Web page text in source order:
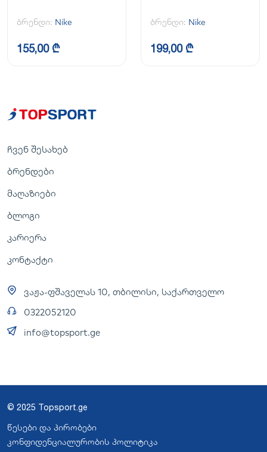
ბრენდი: Nike
155,00 ₾
ბრენდი: Nike
199,00 ₾
ჩვენ შესახებ
ბრენდები
მაღაზიები
ბლოგი
კარიერა
კონტაქტი
ვაჟა-ფშაველას 10, თბილისი, საქართველო
0322052120
info@topsport.ge
© 2025 Topsport.ge
წესები და პირობები
კონფიდენციალურობის პოლიტიკა